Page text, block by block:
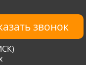
звонок